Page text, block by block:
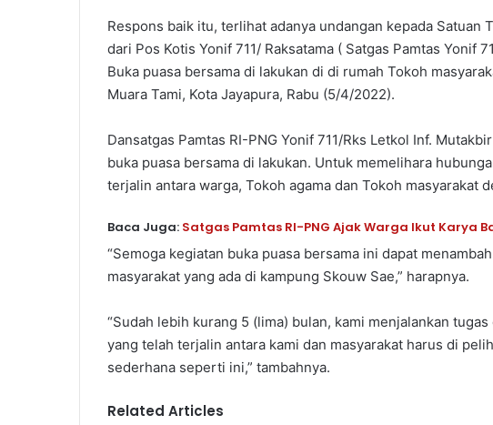
Respons baik itu, terlihat adanya undangan kepada Satuan
dari Pos Kotis Yonif 711/ Raksatama ( Satgas Pamtas Yonif
Buka puasa bersama di lakukan di di rumah Tokoh
Muara Tami, Kota Jayapura, Rabu (5/4/2022).
Dansatgas Pamtas RI-PNG Yonif 711/Rks Letkol Inf.
buka puasa bersama di lakukan. Untuk memelihara
terjalin antara warga, Tokoh agama dan Tokoh masyarakat
Baca Juga: Satgas Pamtas RI-PNG Ajak Warga Ikut Karya
“Semoga kegiatan buka puasa bersama ini dapat
masyarakat yang ada di kampung Skouw Sae,” harapnya.
“Sudah lebih kurang 5 (lima) bulan, kami menjalankan
yang telah terjalin antara kami dan masyarakat harus di
sederhana seperti ini,” tambahnya.
Related Articles